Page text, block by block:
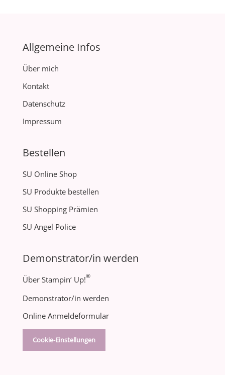
Allgemeine Infos
Über mich
Kontakt
Datenschutz
Impressum
Bestellen
SU Online Shop
SU Produkte bestellen
SU Shopping Prämien
SU Angel Police
Demonstrator/in werden
Über Stampin‘ Up!®
Demonstrator/in werden
Online Anmeldeformular
Cookie-Einstellungen